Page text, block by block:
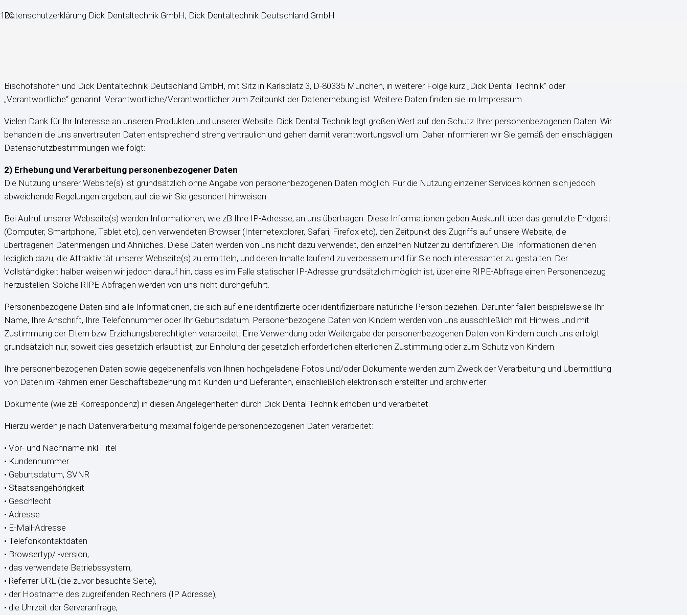
Datenschutzerklärung Dick Dentaltechnik GmbH, Dick Dentaltechnik Deutschland GmbH
Bischofshofen und Dick Dentaltechnik Deutschland GmbH, mit Sitz in Karlsplatz 3, D-80335 München, in weiterer Folge kurz „Dick Dental Technik“ oder
„Verantwortliche“ genannt. Verantwortliche/Verantwortlicher zum Zeitpunkt der Datenerhebung ist: Weitere Daten finden sie im Impressum.
Vielen Dank für Ihr Interesse an unseren Produkten und unserer Website. Dick Dental Technik legt großen Wert auf den Schutz Ihrer personenbezogenen Daten. Wir
behandeln die uns anvertrauten Daten entsprechend streng vertraulich und gehen damit verantwortungsvoll um. Daher informieren wir Sie gemäß den einschlägigen
Datenschutzbestimmungen wie folgt:.
2) Erhebung und Verarbeitung personenbezogener Daten
Die Nutzung unserer Website(s) ist grundsätzlich ohne Angabe von personenbezogenen Daten möglich. Für die Nutzung einzelner Services können sich jedoch
abweichende Regelungen ergeben, auf die wir Sie gesondert hinweisen.
Bei Aufruf unserer Webseite(s) werden Informationen, wie zB Ihre IP-Adresse, an uns übertragen. Diese Informationen geben Auskunft über das genutzte Endgerät
(Computer, Smartphone, Tablet etc), den verwendeten Browser (Internetexplorer, Safari, Firefox etc), den Zeitpunkt des Zugriffs auf unsere Website, die
übertragenen Datenmengen und Ähnliches. Diese Daten werden von uns nicht dazu verwendet, den einzelnen Nutzer zu identifizieren. Die Informationen dienen
lediglich dazu, die Attraktivität unserer Webseite(s) zu ermitteln, und deren Inhalte laufend zu verbessern und für Sie noch interessanter zu gestalten. Der
Vollständigkeit halber weisen wir jedoch darauf hin, dass es im Falle statischer IP-Adresse grundsätzlich möglich ist, über eine RIPE-Abfrage einen Personenbezug
herzustellen. Solche RIPE-Abfragen werden von uns nicht durchgeführt.
Personenbezogene Daten sind alle Informationen, die sich auf eine identifizierte oder identifizierbare natürliche Person beziehen. Darunter fallen beispielsweise Ihr
Name, Ihre Anschrift, Ihre Telefonnummer oder Ihr Geburtsdatum. Personenbezogene Daten von Kindern werden von uns ausschließlich mit Hinweis und mit
Zustimmung der Eltern bzw Erziehungsberechtigten verarbeitet. Eine Verwendung oder Weitergabe der personenbezogenen Daten von Kindern durch uns erfolgt
grundsätzlich nur, soweit dies gesetzlich erlaubt ist, zur Einholung der gesetzlich erforderlichen elterlichen Zustimmung oder zum Schutz von Kindern.
Ihre personenbezogenen Daten sowie gegebenenfalls von Ihnen hochgeladene Fotos und/oder Dokumente werden zum Zweck der Verarbeitung und Übermittlung
von Daten im Rahmen einer Geschäftsbeziehung mit Kunden und Lieferanten, einschließlich elektronisch erstellter und archivierter
Dokumente (wie zB Korrespondenz) in diesen Angelegenheiten durch Dick Dental Technik erhoben und verarbeitet.
Hierzu werden je nach Datenverarbeitung maximal folgende personenbezogenen Daten verarbeitet:
• Vor- und Nachname inkl Titel
• Kundennummer
• Geburtsdatum, SVNR
• Staatsangehörigkeit
• Geschlecht
• Adresse
• E-Mail-Adresse
• Telefonkontaktdaten
• Browsertyp/ -version,
• das verwendete Betriebssystem,
• Referrer URL (die zuvor besuchte Seite),
• der Hostname des zugreifenden Rechners (IP Adresse),
• die Uhrzeit der Serveranfrage,